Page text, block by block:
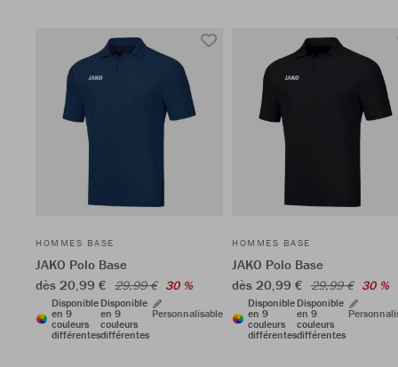
HOMMES BASE
JAKO Polo Base
dès 20,99 € 29,99 € 30 %
Disponible
en 9
couleurs
différentes
Disponible
en 9
couleurs
différentes
Personnalisable
HOMMES BASE
JAKO Polo Base
dès 20,99 € 29,99 € 30 %
Disponible
en 9
couleurs
différentes
Disponible
en 9
couleurs
différentes